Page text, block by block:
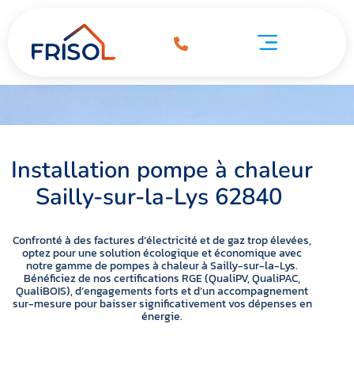
Installation pompe à chaleur
Sailly-sur-la-Lys 62840
Confronté à des factures d’électricité et de gaz trop élevées,
optez pour une solution écologique et économique avec
notre gamme de pompes à chaleur à Sailly-sur-la-Lys.
Bénéficiez de nos certifications RGE (QualiPV, QualiPAC,
QualiBOIS), d’engagements forts et d’un accompagnement
sur-mesure pour baisser significativement vos dépenses en
énergie.